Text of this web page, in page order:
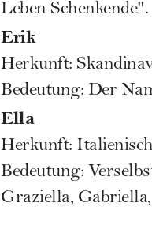
Leben Schenkende".
Erik
Herkunft:
Bedeutung: Der
Ella
Herkunft:
Bedeutung:
Graziella,